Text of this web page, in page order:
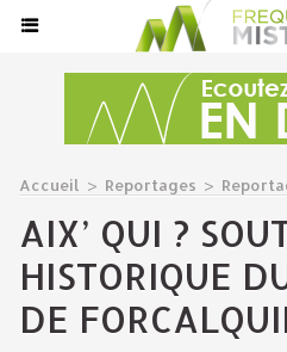
Accueil > Reportages >
AIX’ QUI ?
HISTORIQUE
DE